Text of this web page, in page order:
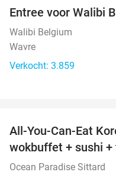
Entree voor Walibi
Walibi Belgium
Wavre
Verkocht: 3.859
All-You-Can-Eat
wokbuffet + sushi +
Ocean Paradise Sittard